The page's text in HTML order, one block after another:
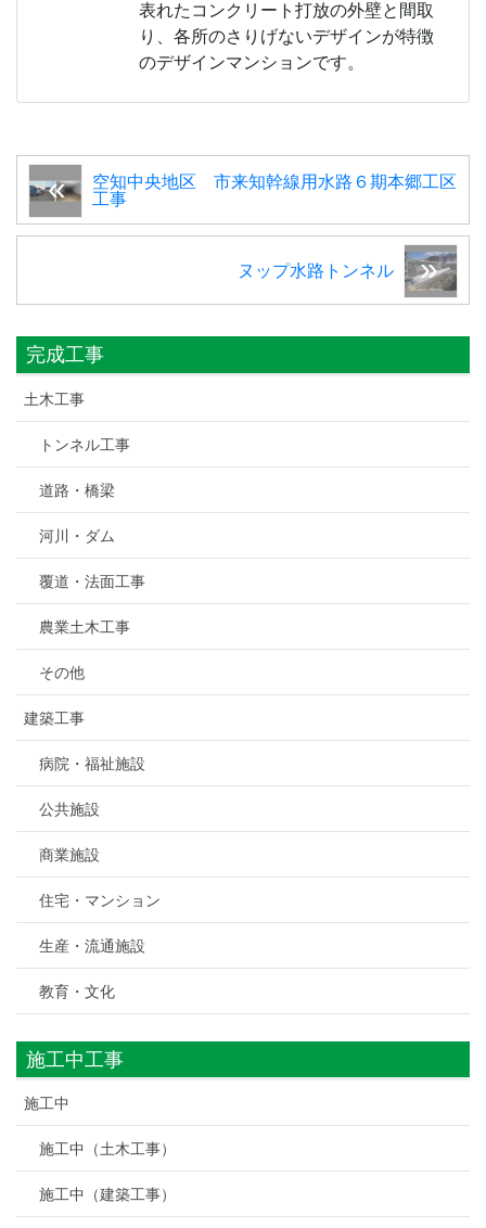
表れたコンクリート打放の外壁と間取
り、各所のさりげないデザインが特徴
のデザインマンションです。
空知中央地区 市来知幹線用水路６期本郷工区
工事
ヌップ水路トンネル
完成工事
土木工事
トンネル工事
道路・橋梁
河川・ダム
覆道・法面工事
農業土木工事
その他
建築工事
病院・福祉施設
公共施設
商業施設
住宅・マンション
生産・流通施設
教育・文化
施工中工事
施工中
施工中（土木工事）
施工中（建築工事）